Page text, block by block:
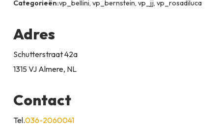
Categorieën:vp_bellini, vp_bernstein, vp_jj, vp_rosadiluca
Adres
Schutterstraat 42a
1315 VJ Almere, NL
Contact
Tel.036-2060041